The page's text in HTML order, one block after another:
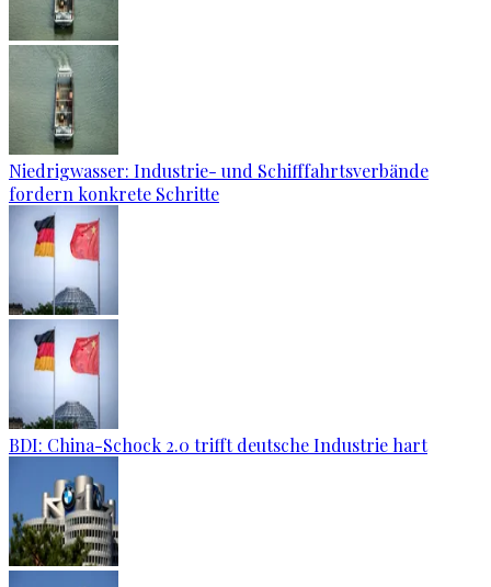
Niedrigwasser: Industrie- und Schifffahrtsverbände
fordern konkrete Schritte
BDI: China-Schock 2.0 trifft deutsche Industrie hart